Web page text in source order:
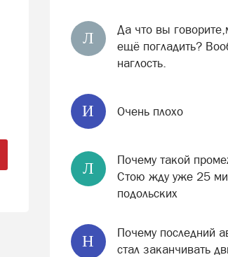
Л
Да что вы
ещё погладить?
наглость.
И Очень плохо
Л
Почему такой
Стою жду уже 25
подольских
Н
Почему последний
стал заканчивать